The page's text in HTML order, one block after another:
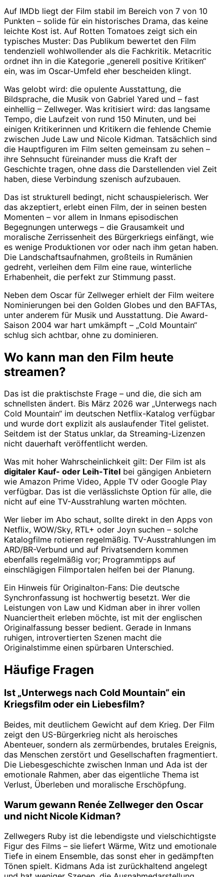
Auf IMDb liegt der Film stabil im Bereich von 7 von 10
Punkten – solide für ein historisches Drama, das keine
leichte Kost ist. Auf Rotten Tomatoes zeigt sich ein
typisches Muster: Das Publikum bewertet den Film
tendenziell wohlwollender als die Fachkritik. Metacritic
ordnet ihn in die Kategorie „generell positive Kritiken“
ein, was im Oscar-Umfeld eher bescheiden klingt.
Was gelobt wird: die opulente Ausstattung, die
Bildsprache, die Musik von Gabriel Yared und – fast
einhellig – Zellweger. Was kritisiert wird: das langsame
Tempo, die Laufzeit von rund 150 Minuten, und bei
einigen Kritikerinnen und Kritikern die fehlende Chemie
zwischen Jude Law und Nicole Kidman. Tatsächlich sind
die Hauptfiguren im Film selten gemeinsam zu sehen –
ihre Sehnsucht füreinander muss die Kraft der
Geschichte tragen, ohne dass die Darstellenden viel Zeit
haben, diese Verbindung szenisch aufzubauen.
Das ist strukturell bedingt, nicht schauspielerisch. Wer
das akzeptiert, erlebt einen Film, der in seinen besten
Momenten – vor allem in Inmans episodischen
Begegnungen unterwegs – die Grausamkeit und
moralische Zerrissenheit des Bürgerkriegs einfängt, wie
es wenige Produktionen vor oder nach ihm getan haben.
Die Landschaftsaufnahmen, großteils in Rumänien
gedreht, verleihen dem Film eine raue, winterliche
Erhabenheit, die perfekt zur Stimmung passt.
Neben dem Oscar für Zellweger erhielt der Film weitere
Nominierungen bei den Golden Globes und den BAFTAs,
unter anderem für Musik und Ausstattung. Die Award-
Saison 2004 war hart umkämpft – „Cold Mountain“
schlug sich achtbar, ohne zu dominieren.
Wo kann man den Film heute
streamen?
Das ist die praktischste Frage – und die, die sich am
schnellsten ändert. Bis März 2026 war „Unterwegs nach
Cold Mountain“ im deutschen Netflix-Katalog verfügbar
und wurde dort explizit als auslaufender Titel gelistet.
Seitdem ist der Status unklar, da Streaming-Lizenzen
nicht dauerhaft veröffentlicht werden.
Was mit hoher Wahrscheinlichkeit gilt: Der Film ist als
digitaler Kauf- oder Leih-Titel bei gängigen Anbietern
wie Amazon Prime Video, Apple TV oder Google Play
verfügbar. Das ist die verlässlichste Option für alle, die
nicht auf eine TV-Ausstrahlung warten möchten.
Wer lieber im Abo schaut, sollte direkt in den Apps von
Netflix, WOW/Sky, RTL+ oder Joyn suchen – solche
Katalogfilme rotieren regelmäßig. TV-Ausstrahlungen im
ARD/BR-Verbund und auf Privatsendern kommen
ebenfalls regelmäßig vor; Programmtipps auf
einschlägigen Filmportalen helfen bei der Planung.
Ein Hinweis für Originalton-Fans: Die deutsche
Synchronfassung ist hochwertig besetzt. Wer die
Leistungen von Law und Kidman aber in ihrer vollen
Nuanciertheit erleben möchte, ist mit der englischen
Originalfassung besser bedient. Gerade in Inmans
ruhigen, introvertierten Szenen macht die
Originalstimme einen spürbaren Unterschied.
Häufige Fragen
Ist „Unterwegs nach Cold Mountain“ ein
Kriegsfilm oder ein Liebesfilm?
Beides, mit deutlichem Gewicht auf dem Krieg. Der Film
zeigt den US-Bürgerkrieg nicht als heroisches
Abenteuer, sondern als zermürbendes, brutales Ereignis,
das Menschen zerstört und Gesellschaften fragmentiert.
Die Liebesgeschichte zwischen Inman und Ada ist der
emotionale Rahmen, aber das eigentliche Thema ist
Verlust, Überleben und moralische Erschöpfung.
Warum gewann Renée Zellweger den Oscar
und nicht Nicole Kidman?
Zellwegers Ruby ist die lebendigste und vielschichtigste
Figur des Films – sie liefert Wärme, Witz und emotionale
Tiefe in einem Ensemble, das sonst eher in gedämpften
Tönen spielt. Kidmans Ada ist zurückhaltend angelegt